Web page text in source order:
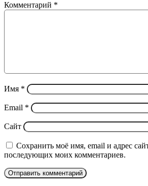
Комментарий *
Имя *
Email *
Сайт
Сохранить моё имя, email и адрес
последующих моих комментариев.